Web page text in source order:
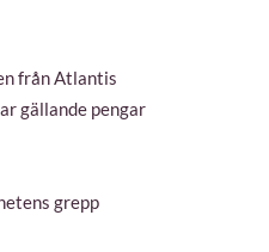
från Atlantis
gällande pengar
grepp